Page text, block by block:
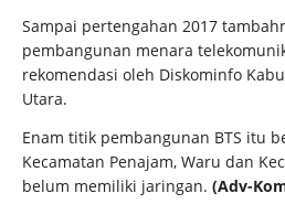
Sampai pertengahan 2017
pembangunan menara
rekomendasi oleh Diskominfo
Utara.
Enam titik pembangunan BTS itu
Kecamatan Penajam, Waru dan
belum memiliki jaringan. (Adv-